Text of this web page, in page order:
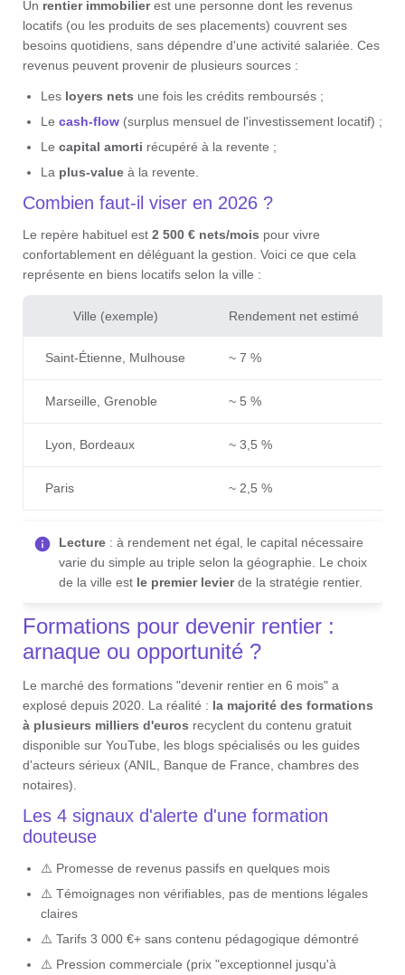
Un rentier immobilierest une personne dont les revenus
locatifs (ou les produits de ses placements) couvrent ses
besoins quotidiens, sans dépendre d'une activité salariée. Ces
revenus peuvent provenir de plusieurs sources :
Les loyers nets une fois les crédits remboursés ;
Le cash-flow (surplus mensuel de l'investissement locatif) ;
Le capital amorti récupéré à la revente ;
La plus-value à la revente.
Combien faut-il viser en 2026 ?
Le repère habituel est 2 500 € nets/mois pour vivre
confortablement en déléguant la gestion. Voici ce que cela
représente en biens locatifs selon la ville :
Ville (exemple) Rendement net estimé
Saint-Étienne, Mulhouse ~ 7 %
Marseille, Grenoble ~ 5 %
Lyon, Bordeaux ~ 3,5 %
Paris ~ 2,5 %
Lecture : à rendement net égal, le capital nécessaire
varie du simple au triple selon la géographie. Le choix
de la ville est le premier levierde la stratégie rentier.
Formations pour devenir rentier :
arnaque ou opportunité ?
Le marché des formations "devenir rentier en 6 mois" a
explosé depuis 2020. La réalité : la majorité des formations
à plusieurs milliers d'euros recyclent du contenu gratuit
disponible sur YouTube, les blogs spécialisés ou les guides
d'acteurs sérieux (ANIL, Banque de France, chambres des
notaires).
Les 4 signaux d'alerte d'une formation
douteuse
⚠️ Promesse de revenus passifs en quelques mois
⚠️ Témoignages non vérifiables, pas de mentions légales
claires
⚠️ Tarifs 3 000 €+ sans contenu pédagogique démontré
⚠️ Pression commerciale (prix "exceptionnel jusqu'à